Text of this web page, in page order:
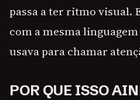
passa a ter ritmo visual.
com a mesma
usava para chamar
POR QUE ISSO